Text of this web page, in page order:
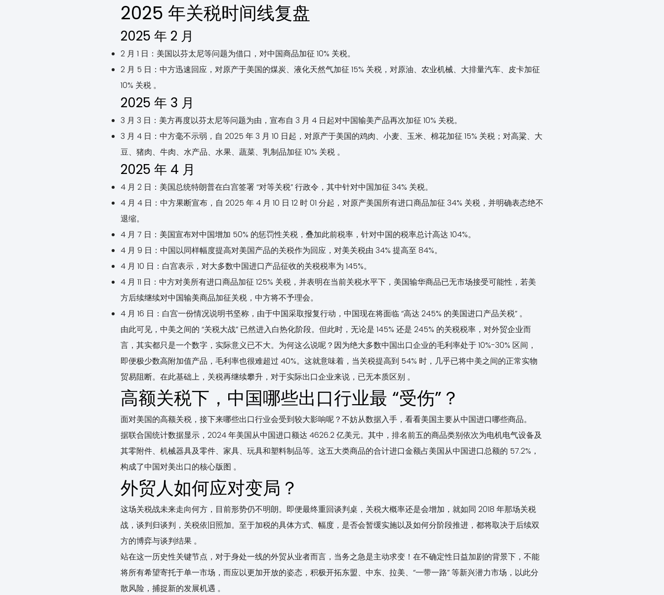
2025 年关税时间线复盘
2025 年 2 月
2 月 1 日：美国以芬太尼等问题为借口，对中国商品加征 10% 关税。
2 月 5 日：中方迅速回应，对原产于美国的煤炭、液化天然气加征 15% 关税，对原油、农业机械、大排量汽车、皮卡加征
10% 关税 。
2025 年 3 月
3 月 3 日：美方再度以芬太尼等问题为由，宣布自 3 月 4 日起对中国输美产品再次加征 10% 关税。
3 月 4 日：中方毫不示弱，自 2025 年 3 月 10 日起，对原产于美国的鸡肉、小麦、玉米、棉花加征 15% 关税；对高粱、大
豆、猪肉、牛肉、水产品、水果、蔬菜、乳制品加征 10% 关税 。
2025 年 4 月
4 月 2 日：美国总统特朗普在白宫签署 “对等关税” 行政令，其中针对中国加征 34% 关税。
4 月 4 日：中方果断宣布，自 2025 年 4 月 10 日 12 时 01 分起，对原产美国所有进口商品加征 34% 关税，并明确表态绝不
退缩。
4 月 7 日：美国宣布对中国增加 50% 的惩罚性关税，叠加此前税率，针对中国的税率总计高达 104%。
4 月 9 日：中国以同样幅度提高对美国产品的关税作为回应，对美关税由 34% 提高至 84%。
4 月 10 日：白宫表示，对大多数中国进口产品征收的关税税率为 145%。
4 月 11 日：中方对美所有进口商品加征 125% 关税，并表明在当前关税水平下，美国输华商品已无市场接受可能性，若美
方后续继续对中国输美商品加征关税，中方将不予理会。
4 月 16 日：白宫一份情况说明书坚称，由于中国采取报复行动，中国现在将面临 “高达 245% 的美国进口产品关税” 。
由此可见，中美之间的 “关税大战” 已然进入白热化阶段。但此时，无论是 145% 还是 245% 的关税税率，对外贸企业而
言，其实都只是一个数字，实际意义已不大。为何这么说呢？因为绝大多数中国出口企业的毛利率处于 10%-30% 区间，
即便极少数高附加值产品，毛利率也很难超过 40%。这就意味着，当关税提高到 54% 时，几乎已将中美之间的正常实物
贸易阻断。在此基础上，关税再继续攀升，对于实际出口企业来说，已无本质区别 。
高额关税下，中国哪些出口行业最 “受伤”？
面对美国的高额关税，接下来哪些出口行业会受到较大影响呢？不妨从数据入手，看看美国主要从中国进口哪些商品。
据联合国统计数据显示，2024 年美国从中国进口额达 4626.2 亿美元。其中，排名前五的商品类别依次为电机电气设备及
其零附件、机械器具及零件、家具、玩具和塑料制品等。这五大类商品的合计进口金额占美国从中国进口总额的 57.2%，
构成了中国对美出口的核心版图 。
外贸人如何应对变局？
这场关税战未来走向何方，目前形势仍不明朗。即便最终重回谈判桌，关税大概率还是会增加，就如同 2018 年那场关税
战，谈判归谈判，关税依旧照加。至于加税的具体方式、幅度，是否会暂缓实施以及如何分阶段推进，都将取决于后续双
方的博弈与谈判结果 。
站在这一历史性关键节点，对于身处一线的外贸从业者而言，当务之急是主动求变！在不确定性日益加剧的背景下，不能
将所有希望寄托于单一市场，而应以更加开放的姿态，积极开拓东盟、中东、拉美、“一带一路” 等新兴潜力市场，以此分
散风险，捕捉新的发展机遇 。